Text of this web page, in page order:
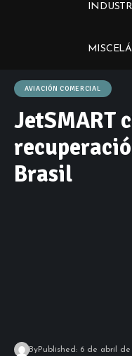
AVIACIÓN COMERCIAL
JetSMART
Brasil
ByPublished: 6 de abril de